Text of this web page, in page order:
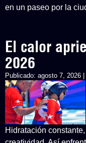
en un paseo por la
El calor
2026
Publicado: agosto 7, 2026 |
Hidratación